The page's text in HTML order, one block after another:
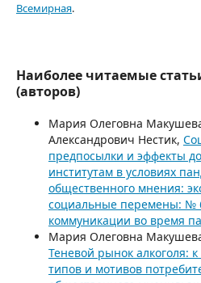
Всемирная.
Наиболее читаемые
(авторов)
Мария Олеговна
Александрович Нестик,
предпосылки и эффекты
институтам в условиях
общественного мнения:
социальные перемены: №
коммуникации во время
Мария Олеговна
Теневой рынок алкоголя:
типов и мотивов